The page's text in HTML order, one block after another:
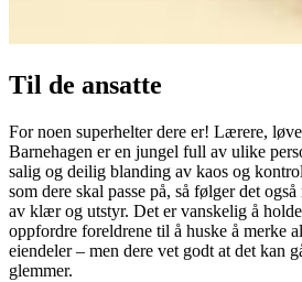
Til de ansatte
For noen superhelter dere er! Lærere,
Barnehagen er en jungel full av ulike
salig og deilig blanding av kaos og
som dere skal passe på, så følger det
av klær og utstyr. Det er vanskelig å
oppfordre foreldrene til å huske å merke
eiendeler – men dere vet godt at det kan
glemmer.